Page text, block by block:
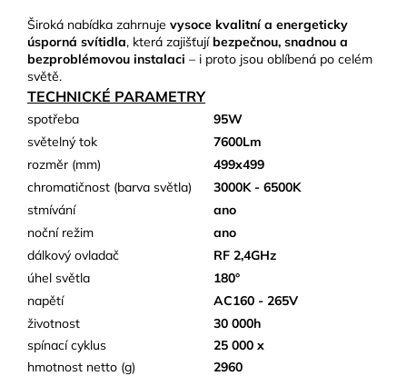
Široká nabídka zahrnuje vysoce kvalitní a energeticky
úsporná svítidla, která zajišťují bezpečnou, snadnou a
bezproblémovou instalaci – i proto jsou oblíbená po celém
světě.
TECHNICKÉ PARAMETRY
spotřeba
95W
světelný tok
7600Lm
rozměr (mm)
499x499
chromatičnost (barva světla)
3000K - 6500K
stmívání
ano
noční režim
ano
dálkový ovladač
RF 2,4GHz
úhel světla
180°
napětí
AC160 - 265V
životnost
30 000h
spínací cyklus
25 000 x
hmotnost netto (g)
2960